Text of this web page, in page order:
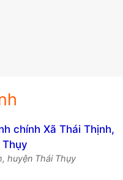
huyện Thái Thụy